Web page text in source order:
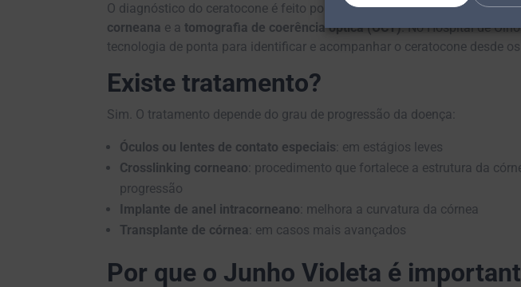
O diagnóstico do ceratocone é feito por meio deexames de alta precisão
corneana e atomografia de coerência óptica (OCT). No Hospital de
tecnologia de ponta para identificar e acompanhar o ceratocone desde
Existe tratamento?
Sim. O tratamento depende do grau de progressão da doença:
Óculos ou lentes de contato especiais : em estágios leves
Crosslinking corneano : procedimento que fortalece a estrutura da
progressão
Implante de anel intracorneano : melhora a curvatura da córnea
Transplante de córnea : em casos mais avançados
Por que o Junho Violeta é